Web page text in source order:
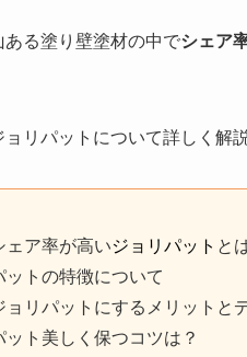
ある塗り壁塗材の中でシェア
リパットについて詳しく解
ェア率が高いジョリパット と
ットの特徴について
ョリパットにするメリットと
ット美しく保つコツは？